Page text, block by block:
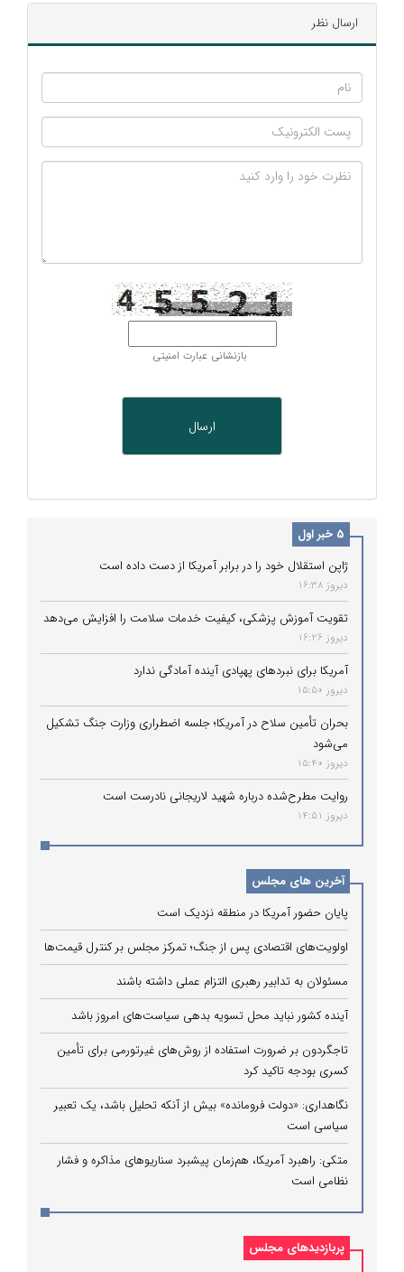
ارسال نظر
بازنشانی عبارت امنیتی
5 خبر اول
ژاپن استقلال خود را در برابر آمریکا از دست داده است
دیروز 16:38
تقویت آموزش پزشکی، کیفیت خدمات سلامت را افزایش می‌دهد
دیروز 16:26
آمریکا برای نبردهای پهپادی آینده آمادگی ندارد
دیروز 15:50
بحران تأمین سلاح در آمریکا؛ جلسه اضطراری وزارت جنگ تشکیل
می‌شود
دیروز 15:40
روایت مطرح‌شده درباره شهید لاریجانی نادرست است
دیروز 14:51
آخرین های مجلس
پایان حضور آمریکا در منطقه نزدیک است
اولویت‌های اقتصادی پس از جنگ؛ تمرکز مجلس بر کنترل قیمت‌ها
مسئولان به تدابیر رهبری التزام عملی داشته باشند
آینده کشور نباید محل تسویه بدهی سیاست‌های امروز باشد
تاجگردون بر ضرورت استفاده از روش‌های غیرتورمی برای تأمین
کسری بودجه تاکید کرد
نگاهداری: «دولت فرومانده» بیش از آنکه تحلیل باشد، یک تعبیر
سیاسی است
متکی: راهبرد آمریکا، هم‌زمان پیشبرد سناریوهای مذاکره و فشار
نظامی است
پربازدیدهای مجلس